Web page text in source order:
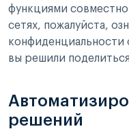
функциями
сетях, пожалуйста,
конфиденциальности
вы решили
решений